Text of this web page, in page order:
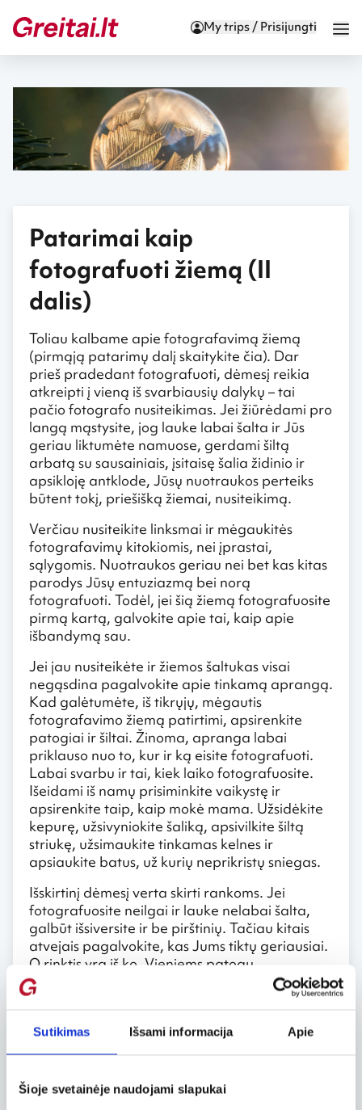
Sutikimas Išsami informacija Apie
Šioje svetainėje naudojami slapukai
My trips / Prisijungti
Patarimai kaip
fotografuoti žiemą (II
dalis)
Toliau kalbame apie fotografavimą žiemą
(pirmąją patarimų dalį skaitykite čia). Dar
prieš pradedant fotografuoti, dėmesį reikia
atkreipti į vieną iš svarbiausių dalykų – tai
pačio fotografo nusiteikimas. Jei žiūrėdami pro
langą mąstysite, jog lauke labai šalta ir Jūs
geriau liktumėte namuose, gerdami šiltą
arbatą su sausainiais, įsitaisę šalia židinio ir
apsikloję antklode, Jūsų nuotraukos perteiks
būtent tokį, priešišką žiemai, nusiteikimą.
Verčiau nusiteikite linksmai ir mėgaukitės
fotografavimų kitokiomis, nei įprastai,
sąlygomis. Nuotraukos geriau nei bet kas kitas
parodys Jūsų entuziazmą bei norą
fotografuoti. Todėl, jei šią žiemą fotografuosite
pirmą kartą, galvokite apie tai, kaip apie
išbandymą sau.
Jei jau nusiteikėte ir žiemos šaltukas visai
negąsdina pagalvokite apie tinkamą aprangą.
Kad galėtumėte, iš tikrųjų, mėgautis
fotografavimo žiemą patirtimi, apsirenkite
patogiai ir šiltai. Žinoma, apranga labai
priklauso nuo to, kur ir ką eisite fotografuoti.
Labai svarbu ir tai, kiek laiko fotografuosite.
Išeidami iš namų prisiminkite vaikystę ir
apsirenkite taip, kaip mokė mama. Užsidėkite
kepurę, užsivyniokite šaliką, apsivilkite šiltą
striukę, užsimaukite tinkamas kelnes ir
apsiaukite batus, už kurių neprikristų sniegas.
Išskirtinį dėmesį verta skirti rankoms. Jei
fotografuosite neilgai ir lauke nelabai šalta,
galbūt išsiversite ir be pirštinių. Tačiau kitais
atvejais pagalvokite, kas Jums tiktų geriausiai.
O rinktis yra iš ko. Vieniems patogu
fotografuoti su plonomis pirštinėmis, kurios turi
specialias, sukibimą gerinančias, neslidžias
nukirptais pirštais. Patogiausias variantas,
greičiausiai, būtų pirštines su nuo pirštų
šildyti pirštus tol, kol reikės fotografuoti.